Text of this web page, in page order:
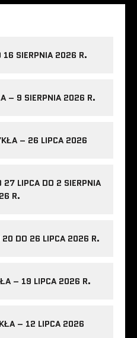
16 SIERPNIA 2026 R.
– 9 SIERPNIA 2026 R.
– 26 LIPCA 2026
27 LIPCA DO 2 SIERPNIA
R.
20 DO 26 LIPCA 2026 R.
– 19 LIPCA 2026 R.
– 12 LIPCA 2026